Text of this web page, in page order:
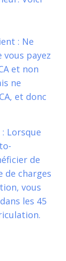
: Ne
payez
et non
ne
et donc
Lorsque
de
de charges
vous
les 45